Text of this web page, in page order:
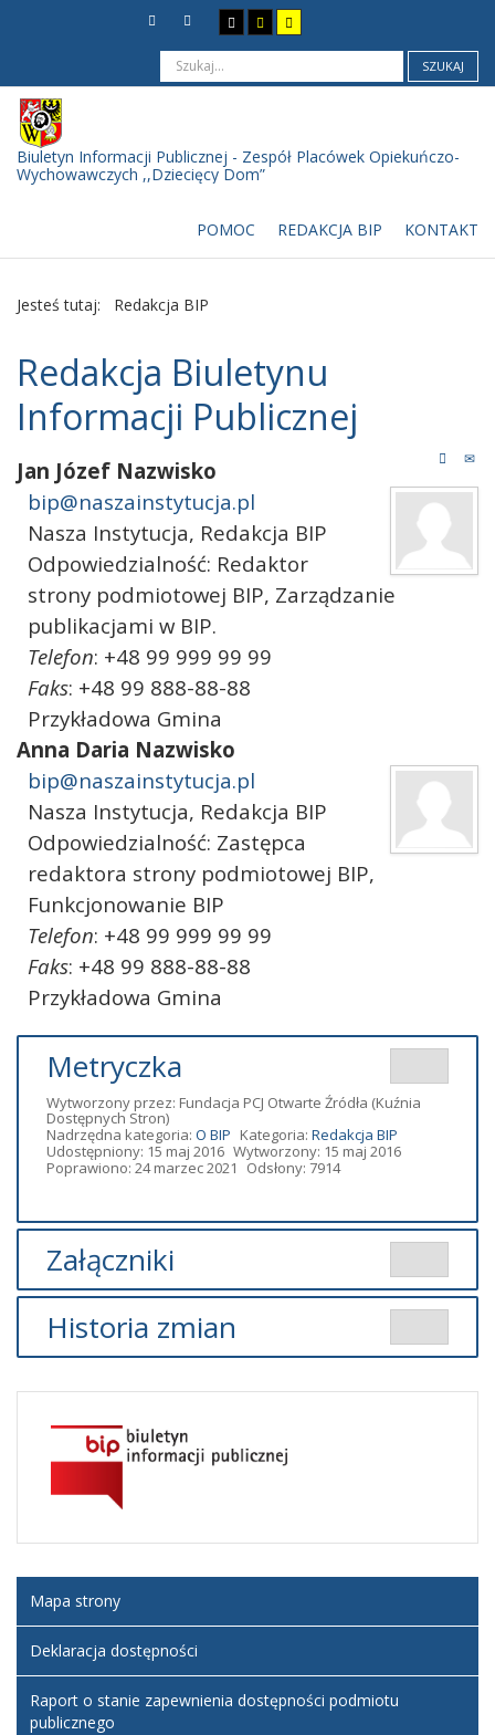
SZUKAJ
Biuletyn Informacji Publicznej - Zespół Placówek Opiekuńczo-
Wychowawczych ,,Dziecięcy Dom”
POMOC REDAKCJA BIP KONTAKT
Jesteś tutaj: Redakcja BIP
Redakcja Biuletynu
Informacji Publicznej
Jan Józef Nazwisko
bip@naszainstytucja.pl
Nasza Instytucja, Redakcja BIP
Odpowiedzialność: Redaktor
strony podmiotowej BIP, Zarządzanie
publikacjami w BIP.
Telefon: +48 99 999 99 99
Faks: +48 99 888-88-88
Przykładowa Gmina
Anna Daria Nazwisko
bip@naszainstytucja.pl
Nasza Instytucja, Redakcja BIP
Odpowiedzialność: Zastępca
redaktora strony podmiotowej BIP,
Funkcjonowanie BIP
Telefon: +48 99 999 99 99
Faks: +48 99 888-88-88
Przykładowa Gmina
Metryczka
Wytworzony przez: Fundacja PCJ Otwarte Źródła (Kuźnia
Dostępnych Stron)
Nadrzędna kategoria: O BIP Kategoria: Redakcja BIP
Udostępniony: 15 maj 2016 Wytworzony: 15 maj 2016
Poprawiono: 24 marzec 2021
Odsłony: 7914
Załączniki
Brak załączników.
Historia zmian
został
zmieniony.
24 marzec
2021
został
24 marzec
2021
admin2
Mapa strony
Deklaracja dostępności
Raport o stanie zapewnienia dostępności podmiotu
publicznego